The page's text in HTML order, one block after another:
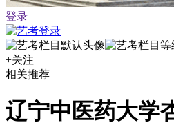
登录
+关注
相关推荐
辽宁中医药大学